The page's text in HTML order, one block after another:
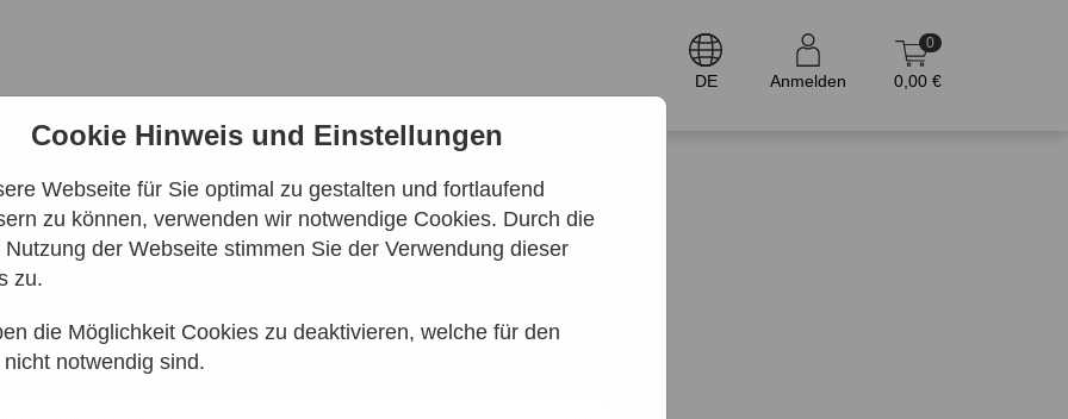
Cookie Hinweis und Einstellungen
Webseite für Sie optimal zu gestalten und fortlaufend
zu können, verwenden wir notwendige Cookies. Durch die
Nutzung der Webseite stimmen Sie der Verwendung dieser
zu.
die Möglichkeit Cookies zu deaktivieren, welche für den
notwendig sind.
DE Anmelden
0
0,00 €
7,00 €
SPENDE)